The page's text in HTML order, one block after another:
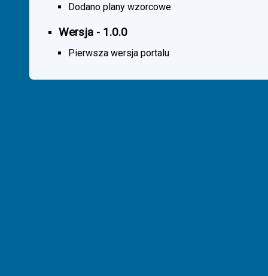
Dodano plany wzorcowe
Wersja - 1.0.0
Pierwsza wersja portalu